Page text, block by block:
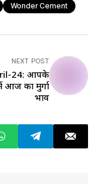
Wonder Cement
NEXT POST
24: आपके
आज का मुर्गा
भाव